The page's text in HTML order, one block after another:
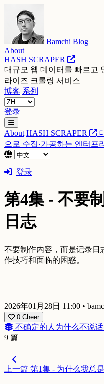
Bamchi Blog
About
HASH SCRAPER
대규모 웹 데이터를 빠르고
라이즈 크롤링 서비스
博客 系列
登录
About HASH SCRAPER
으로 수집·가공하는 엔터프
登录
第4集 - 不要
日志
不要制作内容，而是记录日
作技巧和面临的困惑。
2026年01月28日 11:00 •
0 Cheer
不确定的人为什么不说
9 篇
上一篇 第1集 - 为什么我总